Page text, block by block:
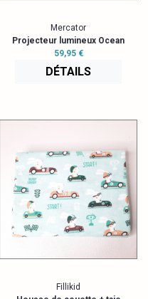
Mercator
Projecteur lumineux Ocean
59,95 €
DÉTAILS
Fillikid